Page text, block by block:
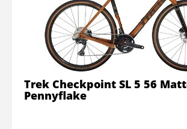
Trek Checkpoint SL 5 56
Pennyflake